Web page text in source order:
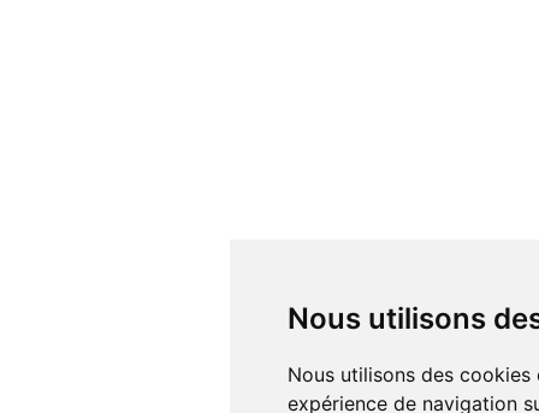
Nous utilisons
Nous utilisons des cookies et d'autres technologies de suivi pour améliorer votre
expérience de navigation